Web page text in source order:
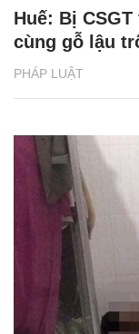
PHÁP LUẬT
Huế: Bị
cùng gỗ lậu